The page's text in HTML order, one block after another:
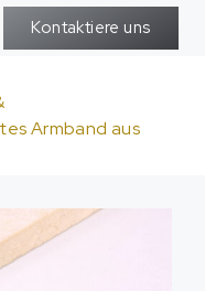
Kontaktiere uns
Armband aus